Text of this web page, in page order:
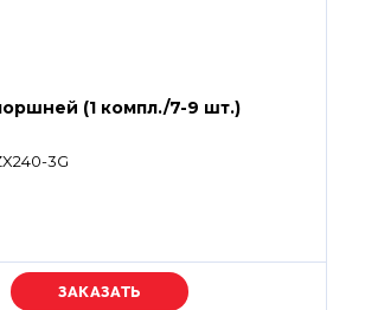
(1 компл./7-9 шт.)
3G
Уточняйте цену